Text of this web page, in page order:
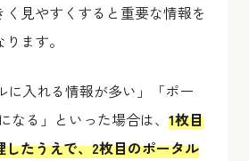
く見やすくすると重要な情報を
ます。
に入れる情報が多い」「ポー
なる」といった場合は、 1枚目
たうえで、2枚目のポータル